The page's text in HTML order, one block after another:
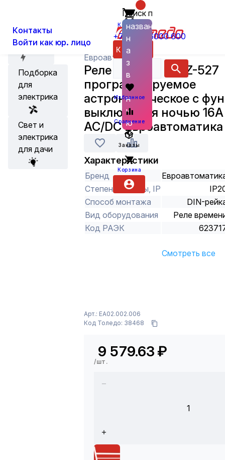
Контакты
Войти как юр. лицо
Корзина
+7 (800) 6000 600
Каталог
Поиск по
названию
н
а
з
в
а
н
и
ю
Избранное
Сравнение
Заказы
Корзина
Акции
Подборка
для
электрика
Свет и
электрика
для дачи
Защитное, учетное и
Евроавтоматика
Реле времени PCZ-527
программируемое
астрономическое с
выключения ночью
AC/DC Евроавтоматика
Характеристики
Бренд
Степень защиты, IP
Способ монтажа
DIN-
Вид оборудования
Реле
Код РАЭК
Смотреть все
Арт.: EA02.002.006
Код Толедо: 38468
9 579.63 ₽
/шт.
1